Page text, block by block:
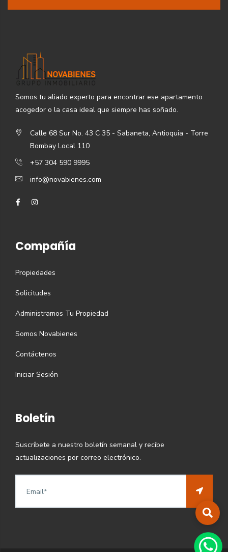
Somos tu aliado experto para encontrar ese apartamento
acogedor o la casa ideal que siempre has soñado.
Calle 68 Sur No. 43 C 35 - Sabaneta, Antioquia - Torre
Bombay Local 110
+57 304 590 9995
info@novabienes.com
Compañía
Propiedades
Solicitudes
Administramos Tu Propiedad
Somos Novabienes
Contáctenos
Iniciar Sesión
Boletín
Suscríbete a nuestro boletín semanal y recibe
actualizaciones por correo electrónico.